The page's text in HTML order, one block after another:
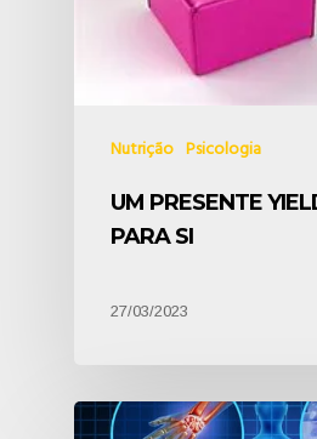
Nutrição Psicologia
UM PRESENTE
PARA SI
27/03/2023